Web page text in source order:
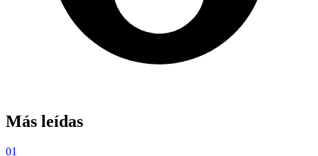
Más leídas
01